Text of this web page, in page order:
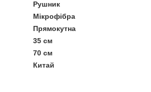
Рушник
Мікрофібра
Прямокутна
35 см
70 см
Китай